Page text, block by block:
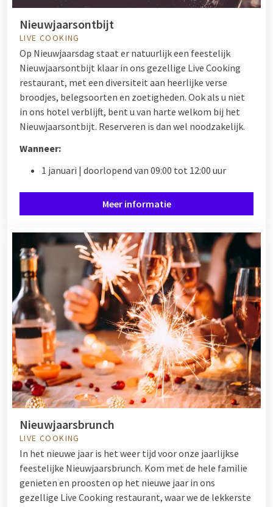
Nieuwjaarsontbijt
LIVE COOKING
Op Nieuwjaarsdag staat er natuurlijk een feestelijk
Nieuwjaarsontbijt klaar in ons gezellige Live Cooking
restaurant, met een diversiteit aan heerlijke verse
broodjes, belegsoorten en zoetigheden. Ook als u niet
in ons hotel verblijft, bent u van harte welkom bij het
Nieuwjaarsontbijt. Reserveren is dan wel noodzakelijk.
Wanneer:
1 januari | doorlopend van 09:00 tot 12:00 uur
Meer informatie
Nieuwjaarsbrunch
LIVE COOKING
In het nieuwe jaar is het weer tijd voor onze jaarlijkse
feestelijke Nieuwjaarsbrunch. Kom met de hele familie
genieten en proosten op het nieuwe jaar in ons
gezellige Live Cooking restaurant, waar we de lekkerste